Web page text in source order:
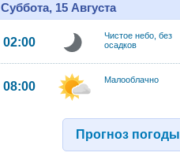
Суббота, 15 Августа
02:00
Чистое небо, без
осадков
08:00 Малооблачно
Прогноз